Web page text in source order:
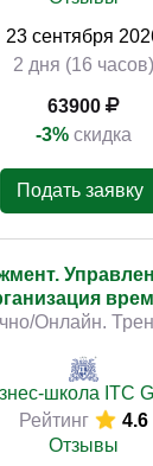
23 сентября
2 дня (16 часов)
63900
-3% скидка
Подать заявку
Онлайн.
школа ITC
Рейтинг
4.6
Отзывы